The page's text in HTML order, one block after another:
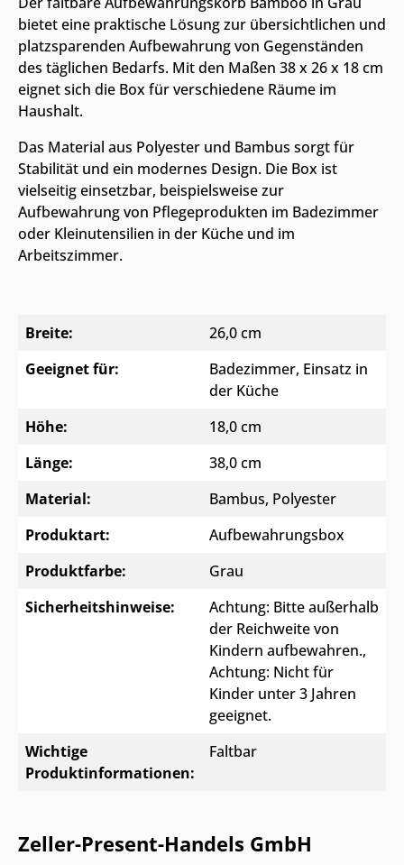
bietet eine praktische Lösung zur übersichtlichen und
platzsparenden Aufbewahrung von Gegenständen
des täglichen Bedarfs. Mit den Maßen 38 x 26 x 18 cm
eignet sich die Box für verschiedene Räume im
Haushalt.
Das Material aus Polyester und Bambus sorgt für
Stabilität und ein modernes Design. Die Box ist
vielseitig einsetzbar, beispielsweise zur
Aufbewahrung von Pflegeprodukten im Badezimmer
oder Kleinutensilien in der Küche und im
Arbeitszimmer.
Breite:
26,0 cm
Geeignet für:
Badezimmer, Einsatz in
der Küche
Höhe:
18,0 cm
Länge:
38,0 cm
Material:
Bambus, Polyester
Produktart:
Aufbewahrungsbox
Produktfarbe:
Grau
Sicherheitshinweise:
Achtung: Bitte außerhalb
der Reichweite von
Kindern aufbewahren.,
Achtung: Nicht für
Kinder unter 3 Jahren
geeignet.
Wichtige
Produktinformationen:
Faltbar
Zeller-Present-Handels GmbH